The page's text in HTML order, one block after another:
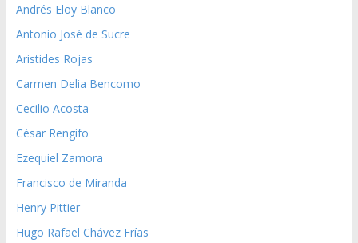
Andrés Eloy Blanco
Antonio José de Sucre
Aristides Rojas
Carmen Delia Bencomo
Cecilio Acosta
César Rengifo
Ezequiel Zamora
Francisco de Miranda
Henry Pittier
Hugo Rafael Chávez Frías